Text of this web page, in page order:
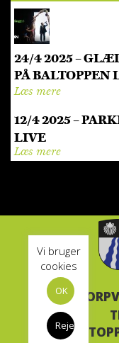
24/4 2025 –
PÅ
Læs mere
12/4 2025 –
LIVE
Læs mere
Vi bruger
cookies
OK
Reject